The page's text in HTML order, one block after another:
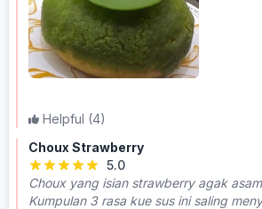
Helpful (4)
Choux Strawberry
5.0
Choux yang isian strawberry agak
Kumpulan 3 rasa kue sus ini saling